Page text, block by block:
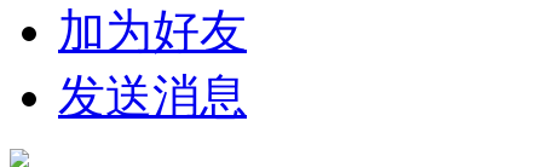
加为好友
发送消息